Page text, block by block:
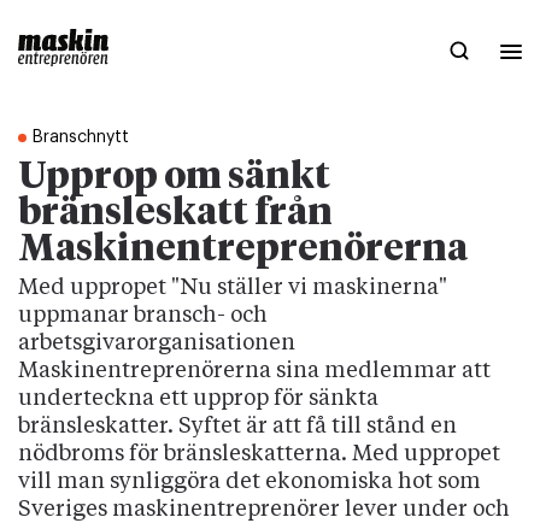
Branschnytt
Upprop om sänkt
bränsleskatt från
Maskinentreprenörerna
Med uppropet "Nu ställer vi maskinerna"
uppmanar bransch- och
arbetsgivarorganisationen
Maskinentreprenörerna sina medlemmar att
underteckna ett upprop för sänkta
bränsleskatter. Syftet är att få till stånd en
nödbroms för bränsleskatterna. Med uppropet
vill man synliggöra det ekonomiska hot som
Sveriges maskinentreprenörer lever under och